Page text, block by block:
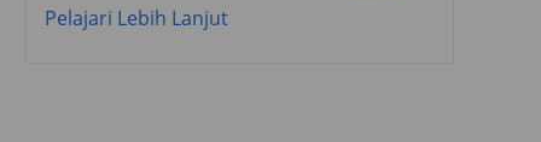
Pelajari Lebih Lanjut